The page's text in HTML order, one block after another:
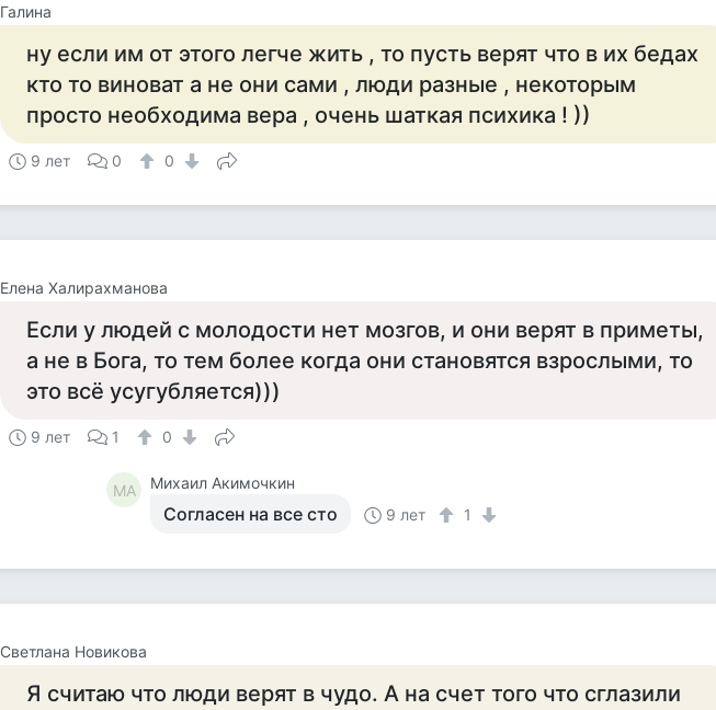
Галина
ну если им от этого легче жить , то пусть верят что в их бедах
кто то виноват а не они сами , люди разные , некоторым
просто необходима вера , очень шаткая психика ! ))
9 лет 0 0
Елена Халирахманова
Если у людей с молодости нет мозгов, и они верят в приметы,
а не в Бога, то тем более когда они становятся взрослыми, то
это всё усугубляется)))
9 лет 1 0
МА Михаил Акимочкин
Согласен на все сто 9 лет 1
Светлана Новикова
Я считаю что люди верят в чудо. А на счет того что сглазили